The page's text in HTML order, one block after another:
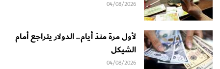
04/08/2026
لأول مرة منذ أيام.. الدولار يتراجع أمام
الشيكل
04/08/2026